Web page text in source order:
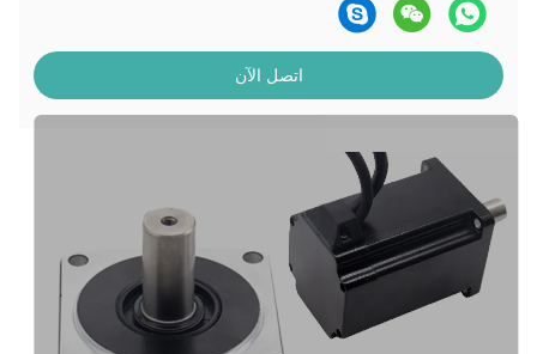
اتصل الآن